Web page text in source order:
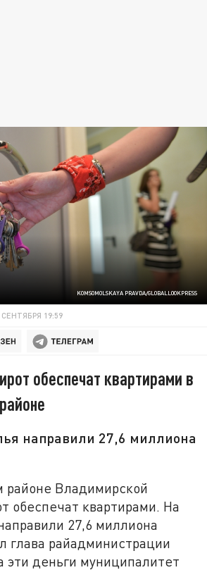
KOMSOMOLSKAYA PRAVDA/GLOBALLOOKPRESS
СЕНТЯБРЯ 19:59
обеспечат квартирами в
направили 27,6 миллиона
районе Владимирской
обеспечат квартирами. На
27,6 миллиона
глава райадминистрации
эти деньги муниципалитет